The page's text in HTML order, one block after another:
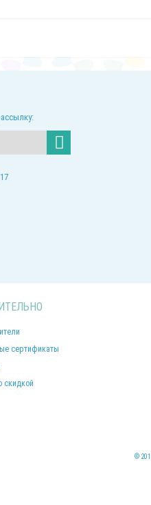
сертификаты
скидкой
©